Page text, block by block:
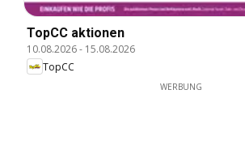
TopCC aktionen
10.08.2026- 15.08.2026
TopCC
WERBUNG